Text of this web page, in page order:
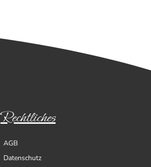
Rechtliches
AGB
Datenschutz